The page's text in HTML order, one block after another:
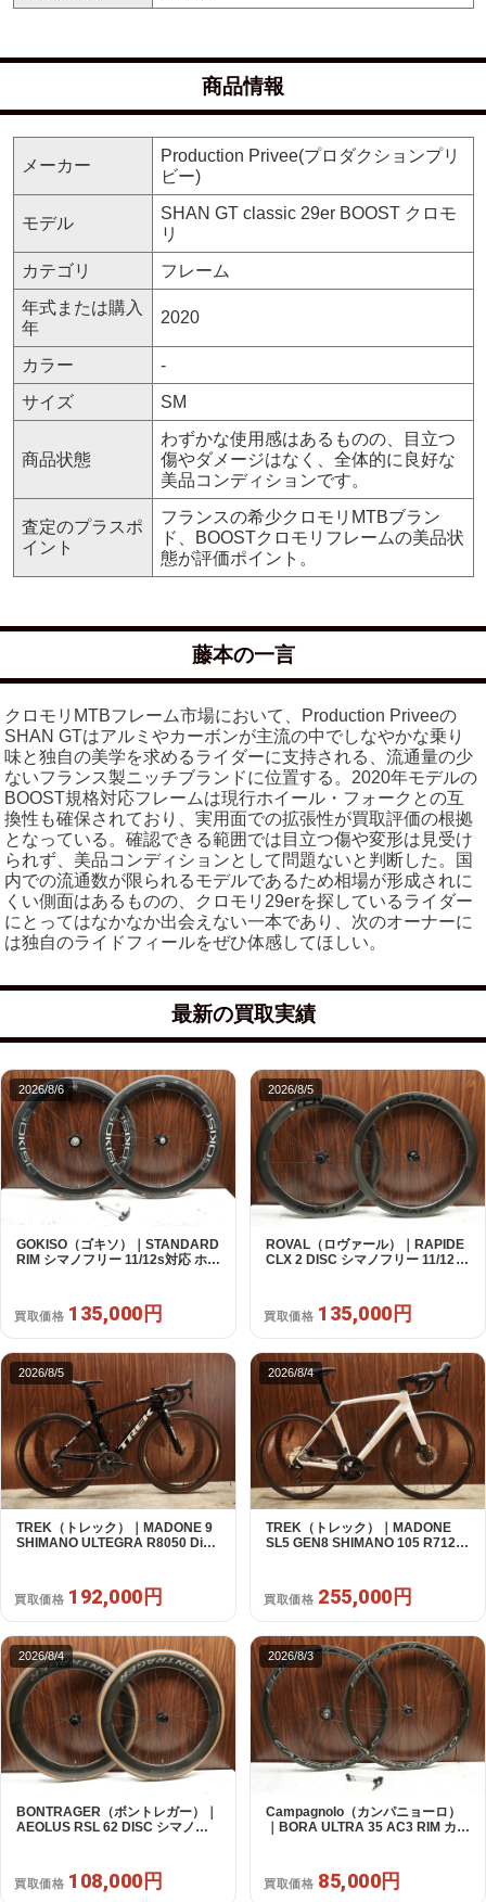
商品情報
メーカー
Production Privee(プロダクションプリ
ビー)
モデル
SHAN GT classic 29er BOOST クロモ
リ
カテゴリ
フレーム
年式または購入
年
2020
カラー
-
サイズ
SM
商品状態
わずかな使用感はあるものの、目立つ
傷やダメージはなく、全体的に良好な
美品コンディションです。
査定のプラスポ
イント
フランスの希少クロモリMTBブラン
ド、BOOSTクロモリフレームの美品状
態が評価ポイント。
藤本の一言
クロモリMTBフレーム市場において、Production Priveeの
SHAN GTはアルミやカーボンが主流の中でしなやかな乗り
味と独自の美学を求めるライダーに支持される、流通量の少
ないフランス製ニッチブランドに位置する。2020年モデルの
BOOST規格対応フレームは現行ホイール・フォークとの互
換性も確保されており、実用面での拡張性が買取評価の根拠
となっている。確認できる範囲では目立つ傷や変形は見受け
られず、美品コンディションとして問題ないと判断した。国
内での流通数が限られるモデルであるため相場が形成されに
くい側面はあるものの、クロモリ29erを探しているライダー
にとってはなかなか出会えない一本であり、次のオーナーに
は独自のライドフィールをぜひ体感してほしい。
最新の買取実績
2026/8/6
GOKISO（ゴキソ）｜STANDARD
RIM シマノフリー 11/12s対応 ホイ
買取価格 135,000円
2026/8/5
ROVAL（ロヴァール）｜RAPIDE
CLX 2 DISC シマノフリー 11/12s
買取価格 135,000円
2026/8/5
TREK（トレック）｜MADONE 9
SHIMANO ULTEGRA R8050 Di2
買取価格 192,000円
2026/8/4
TREK（トレック）｜MADONE
SL5 GEN8 SHIMANO 105 R7120
買取価格 255,000円
2026/8/4
BONTRAGER（ボントレガー）｜
AEOLUS RSL 62 DISC シマノフ
買取価格 108,000円
2026/8/3
Campagnolo（カンパニョーロ）
｜BORA ULTRA 35 AC3 RIM カン
買取価格 85,000円